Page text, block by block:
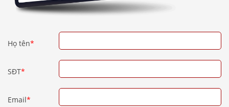
Họ tên*
SĐT*
Email*